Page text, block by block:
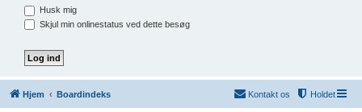
Husk mig
Skjul min onlinestatus ved dette besøg
Hjem Boardindeks Holdet
Kontakt os